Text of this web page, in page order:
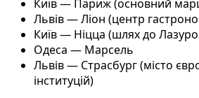
Київ — Париж (основний
Львів — Ліон (центр
Київ — Ніцца (шлях до
Одеса — Марсель
Львів — Страсбург (місто
інституцій)